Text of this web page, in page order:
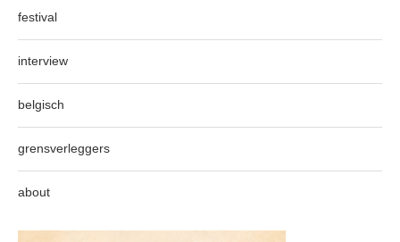
festival
interview
belgisch
grensverleggers
about